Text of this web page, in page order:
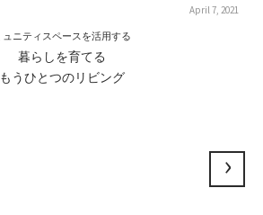
April 7, 2021
ュニティスペースを活用する
暮らしを育てる
もうひとつのリビング